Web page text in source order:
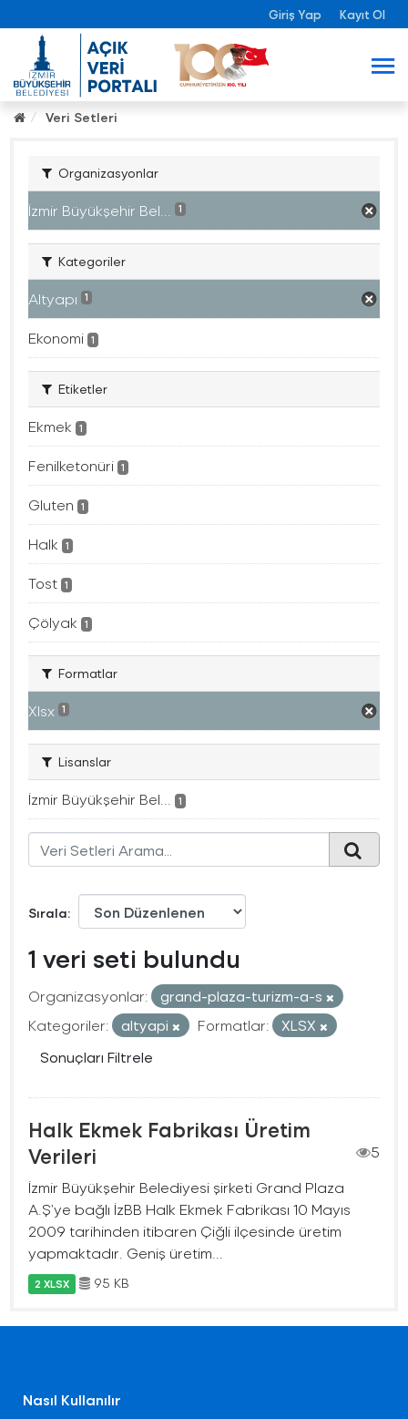
Giriş Yap Kayıt Ol
Veri Setleri
Organizasyonlar
İzmir Büyükşehir Bel... 1
Kategoriler
Altyapı 1
Ekonomi 1
Etiketler
Ekmek 1
Fenilketonüri 1
Gluten 1
Halk 1
Tost 1
Çölyak 1
Formatlar
Xlsx 1
Lisanslar
İzmir Büyükşehir Bel... 1
Sırala
1 veri seti bulundu
Organizasyonlar:
grand-plaza-turizm-a-s
Kategoriler:
altyapi Formatlar:
XLSX
Sonuçları Filtrele
Halk Ekmek Fabrikası Üretim
Verileri
5
İzmir Büyükşehir Belediyesi şirketi Grand Plaza
A.Ş’ye bağlı İzBB Halk Ekmek Fabrikası 10 Mayıs
2009 tarihinden itibaren Çiğli ilçesinde üretim
yapmaktadır. Geniş üretim...
2 XLSX 95 KB
Nasıl Kullanılır